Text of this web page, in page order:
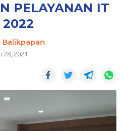
PELAYANAN IT
Balikpapan
28, 2021